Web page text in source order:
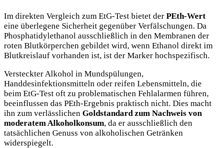
Im direkten Vergleich zum EtG-Test bietet der PEth-Wert
eine überlegene Sicherheit gegenüber Verfälschungen. Da
Phosphatidylethanol ausschließlich in den Membranen der
roten Blutkörperchen gebildet wird, wenn Ethanol direkt im
Blutkreislauf vorhanden ist, ist der Marker hochspezifisch.
Versteckter Alkohol in Mundspülungen,
Handdesinfektionsmitteln oder reifen Lebensmitteln, die
beim EtG-Test oft zu problematischen Fehlalarmen führen,
beeinflussen das PEth-Ergebnis praktisch nicht. Dies macht
ihn zum verlässlichen Goldstandard zum Nachweis von
moderatem Alkoholkonsum, da er ausschließlich den
tatsächlichen Genuss von alkoholischen Getränken
widerspiegelt.